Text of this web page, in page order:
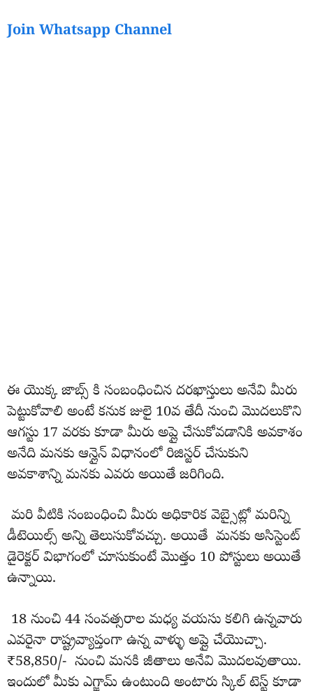
Join Whatsapp Channel
ఈ యొక్క జాబ్స్ కి సంబంధించిన దరఖాస్తులు అనేవి మీరు
పెట్టుకోవాలి అంటే కనుక జులై 10వ తేదీ నుంచి మొదలుకొని
ఆగస్టు 17 వరకు కూడా మీరు అప్లై చేసుకోవడానికి అవకాశం
అనేది మనకు ఆన్లైన్ విధానంలో రిజిస్టర్ చేసుకుని
అవకాశాన్ని మనకు ఎవరు అయితే జరిగింది.
మరి వీటికి సంబంధించి మీరు అధికారిక వెబ్సైట్లో మరిన్ని
డీటెయిల్స్ అన్ని తెలుసుకోవచ్చు. అయితే మనకు అసిస్టెంట్
డైరెక్టర్ విభాగంలో చూసుకుంటే మొత్తం 10 పోస్టులు అయితే
ఉన్నాయి.
18 నుంచి 44 సంవత్సరాల మధ్య వయసు కలిగి ఉన్నవారు
ఎవరైనా రాష్ట్రవ్యాప్తంగా ఉన్న వాళ్ళు అప్లై చేయొచ్చా.
₹58,850/- నుంచి మనకి జీతాలు అనేవి మొదలవుతాయి.
ఇందులో మీకు ఎగ్జామ్ ఉంటుంది అంటారు స్కిల్ టెస్ట్ కూడా